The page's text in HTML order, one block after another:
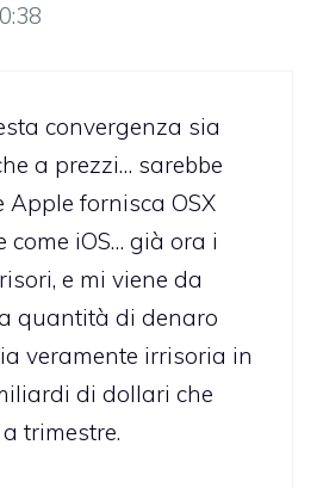
convergenza sia
a prezzi… sarebbe
Apple fornisca OSX
iOS… già ora i
e mi viene da
quantità di denaro
veramente irrisoria in
di dollari che
trimestre.